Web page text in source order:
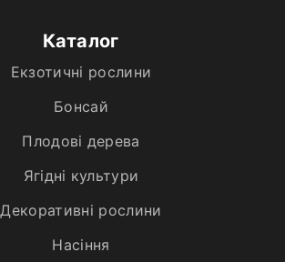
Каталог
Екзотичні рослини
Бонсай
Плодові дерева
Ягідні культури
Декоративні рослини
Насіння